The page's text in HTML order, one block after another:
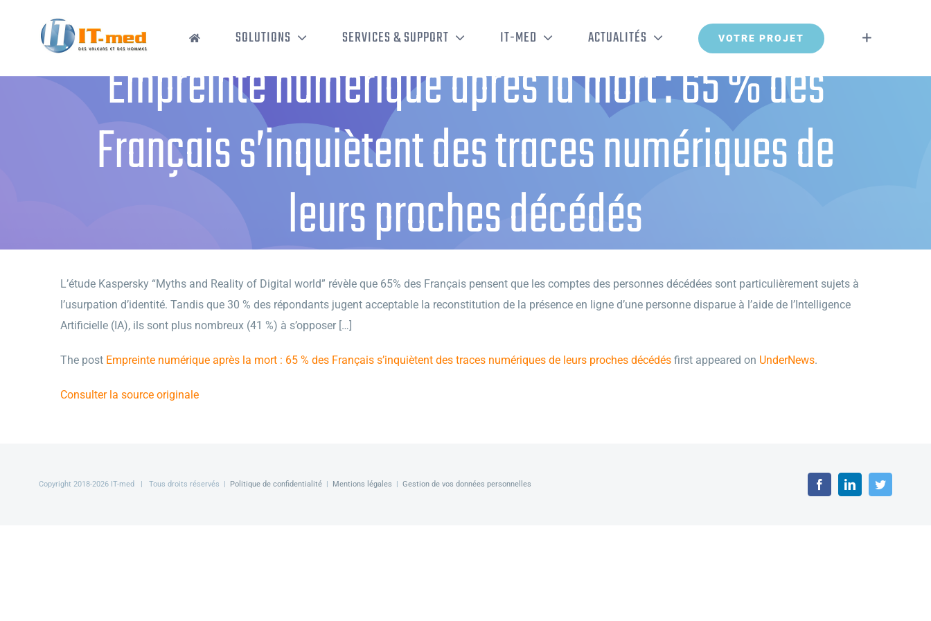
SOLUTIONS SERVICES & SUPPORT IT-MED ACTUALITÉS VOTRE PROJET
Empreinte numérique après la mort : 65 % des
Français s’inquiètent des traces numériques de
leurs proches décédés
L’étude Kaspersky “Myths and Reality of Digital world” révèle que 65% des Français pensent que les comptes des personnes décédées sont particulièrement sujets à
l’usurpation d’identité. Tandis que 30 % des répondants jugent acceptable la reconstitution de la présence en ligne d’une personne disparue à l’aide de l’Intelligence
Artificielle (IA), ils sont plus nombreux (41 %) à s’opposer […]
The post Empreinte numérique après la mort : 65 % des Français s’inquiètent des traces numériques de leurs proches décédés first appeared on UnderNews.
Consulter la source originale
Copyright 2018-2026 IT-med | Tous droits réservés | Politique de confidentialité| Mentions légales | Gestion de vos données personnelles FacebookLinkedInTwitter